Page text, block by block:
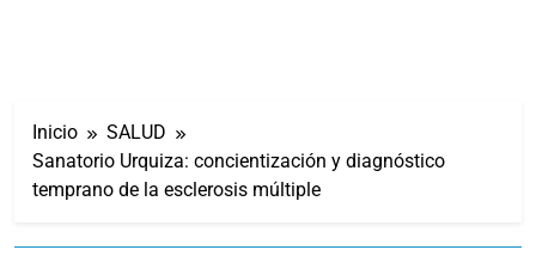
Inicio
SALUD
Sanatorio Urquiza: concientización y diagnóstico
temprano de la esclerosis múltiple